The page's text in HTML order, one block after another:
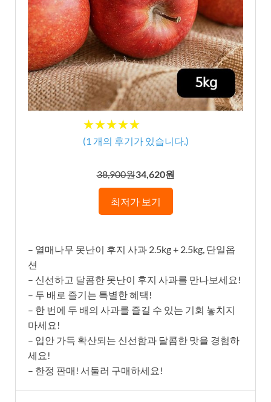
★★★★★
★★★★★
(1 개의 후기가 있습니다.)
38,900원34,620원
최저가 보기
– 열매나무 못난이 후지 사과 2.5kg + 2.5kg, 단일옵
션
– 신선하고 달콤한 못난이 후지 사과를 만나보세요!
– 두 배로 즐기는 특별한 혜택!
– 한 번에 두 배의 사과를 즐길 수 있는 기회 놓치지
마세요!
– 입안 가득 확산되는 신선함과 달콤한 맛을 경험하
세요!
– 한정 판매! 서둘러 구매하세요!